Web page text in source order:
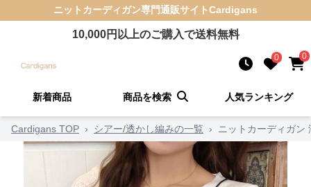
ニットカーディガン専門通販サイトCardigans
10,000円以上のご購入で送料無料
0 0
新着商品 商品を検索 人気ランキング
Cardigans TOP › シアー/透かし編みの一覧 › ニットカーディガン